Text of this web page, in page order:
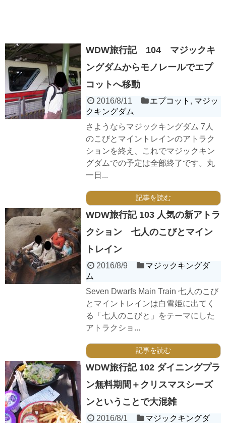
WDW旅行記 104 マジックキ
ングダムからモノレールでエプ
コットへ移動
2016/8/11 エプコット , マジッ
クキングダム
さようならマジックキングダム 7人
のこびとマイントレインのアトラク
ションを終え、これでマジックキン
グダムでの予定は全部終了です。丸
一日...
記事を読む
WDW旅行記 103 人気の新アトラ
クション 七人のこびとマイン
トレイン
2016/8/9
マジックキングダ
ム
Seven Dwarfs Main Train 七人のこび
とマイントレインは白雪姫に出てく
る「七人のこびと」をテーマにした
アトラクショ...
記事を読む
WDW旅行記 102 ダイニングプラ
ン無料期間＋クリスマスシーズ
ンということで大混雑
2016/8/1
マジックキングダ